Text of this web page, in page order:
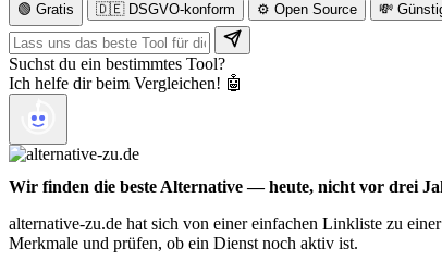
🟢 Gratis 🇩🇪 DSGVO-konform ⚙️ Open Source 💸
Suchst du ein bestimmtes Tool?
Ich helfe dir beim Vergleichen! 🤖
Wir finden die beste Alternative — heute, nicht vor drei
alternative-zu.de hat sich von einer einfachen Linkliste zu
Merkmale und prüfen, ob ein Dienst noch aktiv ist.